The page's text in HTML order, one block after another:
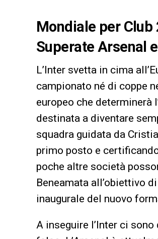
Mondiale per Club
Superate Arsenal
L’Inter svetta in cima
campionato né di coppe
europeo che determinerà
destinata a diventare
squadra guidata da
primo posto e
poche altre società
Beneamata all’obiettivo
inaugurale del nuovo
A inseguire l’Inter ci